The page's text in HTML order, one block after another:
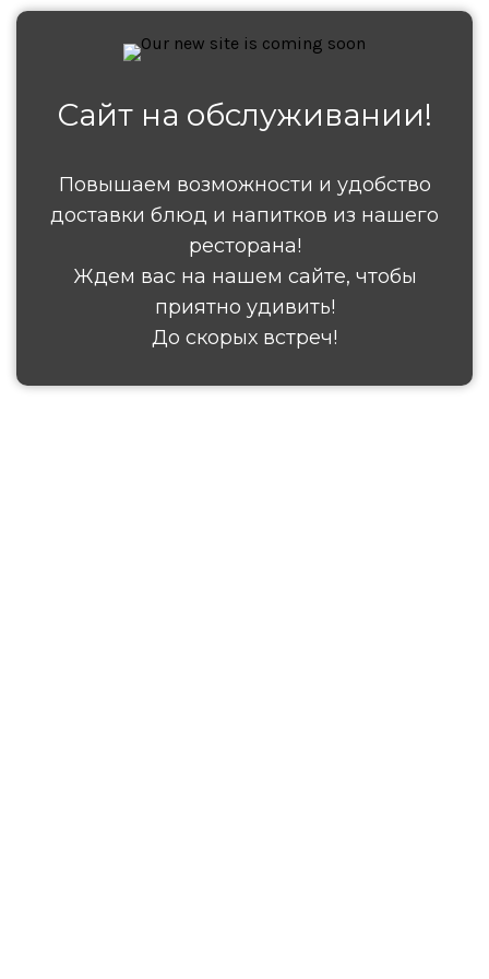
Сайт на обслуживании!
Повышаем возможности и удобство
доставки блюд и напитков из нашего
ресторана!
Ждем вас на нашем сайте, чтобы
приятно удивить!
До скорых встреч!